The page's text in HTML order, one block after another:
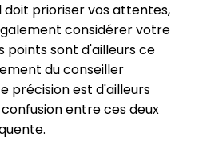
doit prioriser vos attentes,
considérer votre
points sont d'ailleurs ce
du conseiller
précision est d'ailleurs
entre ces deux